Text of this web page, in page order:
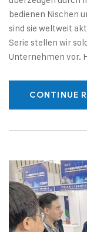
bedienen Nischen
sind sie weltweit
Serie stellen wir
Unternehmen vor.
CONTINUE